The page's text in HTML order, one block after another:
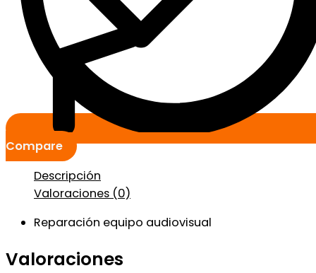
Compare
Descripción
Valoraciones (0)
Reparación equipo audiovisual
Valoraciones